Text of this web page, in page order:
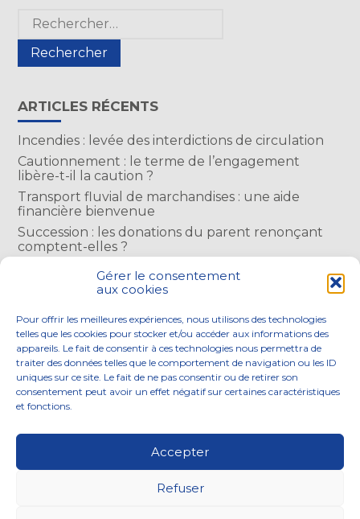
Gérer le consentement
aux cookies
Pour offrir les meilleures expériences, nous utilisons des technologies
telles que les cookies pour stocker et/ou accéder aux informations des
appareils. Le fait de consentir à ces technologies nous permettra de
traiter des données telles que le comportement de navigation ou les ID
uniques sur ce site. Le fait de ne pas consentir ou de retirer son
consentement peut avoir un effet négatif sur certaines caractéristiques
et fonctions.
Accepter
Refuser
Blog
sidebar
Rechercher :
ARTICLES RÉCENTS
Incendies : levée des interdictions de circulation
Cautionnement : le terme de l’engagement
libère-t-il la caution ?
Transport fluvial de marchandises : une aide
financière bienvenue
Succession : les donations du parent renonçant
comptent-elles ?
Encadrement des loyers : une année de plus
COMMENTAIRES RÉCENTS
FooterNOS ENGAGEMENTS
SOLUTIONS NUMÉRIQUES
ACTUALITÉS
NOUS REJOINDRE
CONTACTEZ-NOUS